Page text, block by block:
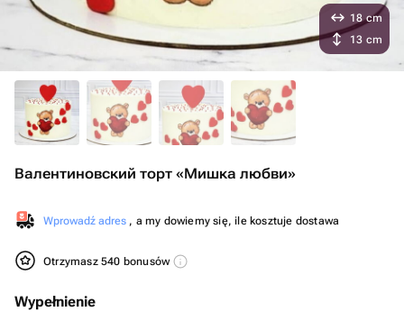
Валентиновский торт «Мишка любви»
Wprowadź adres , a my dowiemy się, ile kosztuje dostawa
Otrzymasz 540 bonusów
Wypełnienie
18 cm
13 cm